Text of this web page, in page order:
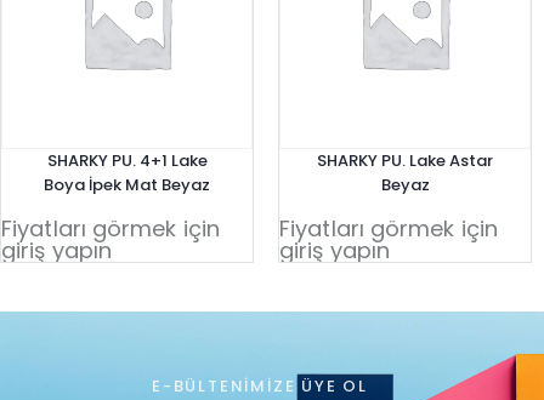
SHARKY PU. 4+1 Lake
Boya İpek Mat Beyaz
Fiyatları görmek için
giriş yapın
SHARKY PU. Lake Astar
Beyaz
Fiyatları görmek için
giriş yapın
E-BÜLTENIMIZE ÜYE OL